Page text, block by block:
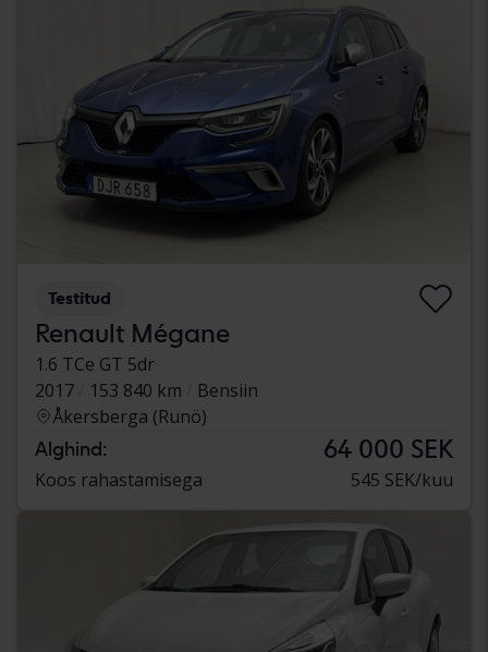
Testitud
Renault Mégane
1.6 TCe GT 5dr
2017
153 840 km
Bensiin
Åkersberga (Runö)
Alghind: 64 000 SEK
Koos rahastamisega 545 SEK/kuu